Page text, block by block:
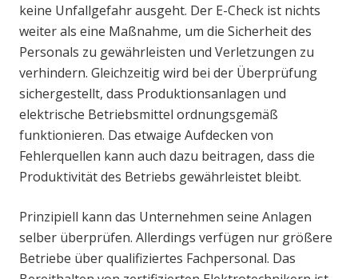
keine Unfallgefahr ausgeht. Der E-Check ist nichts
weiter als eine Maßnahme, um die Sicherheit des
Personals zu gewährleisten und Verletzungen zu
verhindern. Gleichzeitig wird bei der Überprüfung
sichergestellt, dass Produktionsanlagen und
elektrische Betriebsmittel ordnungsgemäß
funktionieren. Das etwaige Aufdecken von
Fehlerquellen kann auch dazu beitragen, dass die
Produktivität des Betriebs gewährleistet bleibt.
Prinzipiell kann das Unternehmen seine Anlagen
selber überprüfen. Allerdings verfügen nur größere
Betriebe über qualifiziertes Fachpersonal. Das